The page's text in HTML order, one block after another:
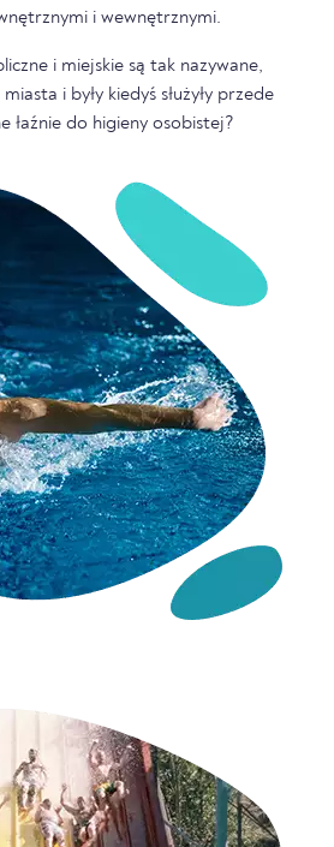
i wewnętrznymi.
i miejskie są tak nazywane,
i były kiedyś służyły przede
łaźnie do higieny osobistej?